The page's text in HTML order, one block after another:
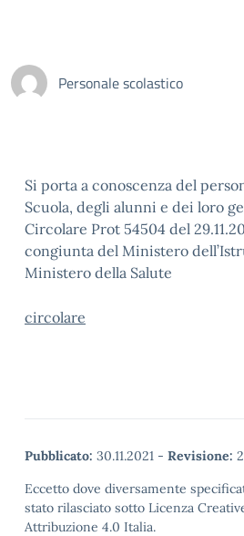
Personale scolastico
Si porta a conoscenza del
Scuola, degli alunni e dei loro
Circolare Prot 54504 del
congiunta del Ministero
Ministero della Salute
circolare
Pubblicato: 30.11.2021 - Revisione:
Eccetto dove diversamente
stato rilasciato sotto Licenza
Attribuzione 4.0 Italia.